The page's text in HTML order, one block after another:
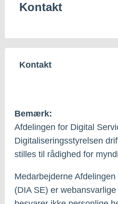
Kontakt
Kontakt
Bemærk:
Afdelingen for Digital
Digitaliseringsstyrelsen
stilles til rådighed for
Medarbejderne
(DIA SE) er